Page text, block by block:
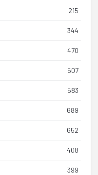
215
344
470
507
583
689
652
408
399